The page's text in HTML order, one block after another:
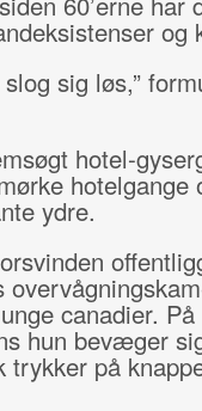
og
sig løs,”
hotel-
hotelgange
ydre.
canadier.
hun bevæger
på